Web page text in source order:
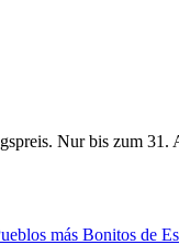
Nur bis zum 31.
más Bonitos de